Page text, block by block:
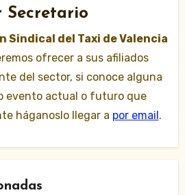
Secretario
Sindical del Taxi de Valencia
ofrecer a sus afiliados
del sector, si conoce alguna
evento actual o futuro que
háganoslo llegar a por email.